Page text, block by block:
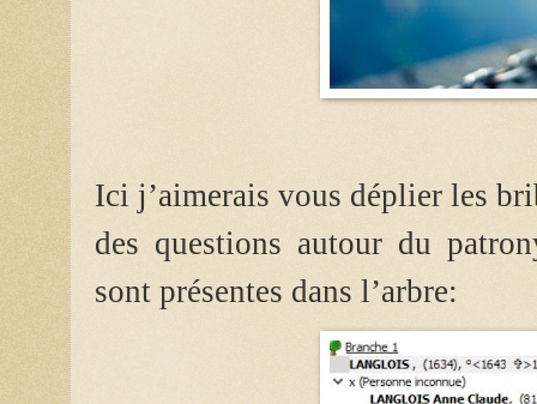
Ici j’aimerais vous déplier les
des questions autour du
sont présentes dans l’arbre: